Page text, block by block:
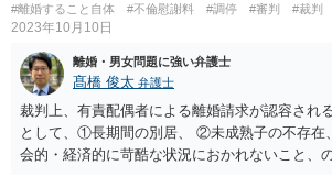
#離婚すること自体 #不倫慰謝料 #調停 #審判 #裁判
2023年10月10日
離婚・男女問題に強い弁護士
髙橋 俊太 弁護士
裁判上、有責配偶者による離婚請求が認容され
として、①長期間の別居、 ②未成熟子の不存在
会的・経済的に苛酷な状況におかれないこと、